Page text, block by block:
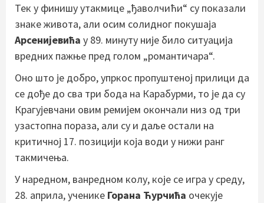
Тек у финишу утакмице „ђаволчићи“ су показали
знаке живота, али осим солидног покушаја
Арсенијевића у 89. минуту није било ситуација
вредних пажње пред голом „романтичара“.
Оно што је добро, упркос пропуштеној прилици да
се дође до сва три бода на Карабурми, то је да су
Крагујевчани овим ремијем окончали низ од три
узастопна пораза, али су и даље остали на
критичној 17. позицији која води у нижи ранг
такмичења.
У наредном, ванредном колу, које се игра у среду,
28. априла, ученике Горана Ћурчића очекује